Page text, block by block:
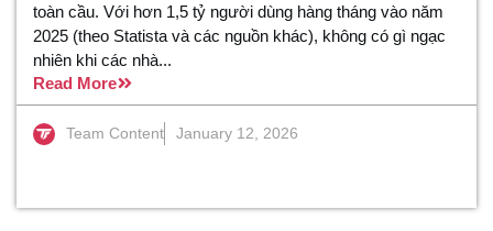
toàn cầu. Với hơn 1,5 tỷ người dùng hàng tháng vào năm
2025 (theo Statista và các nguồn khác), không có gì ngạc
nhiên khi các nhà...
Read More
Team Content January 12, 2026